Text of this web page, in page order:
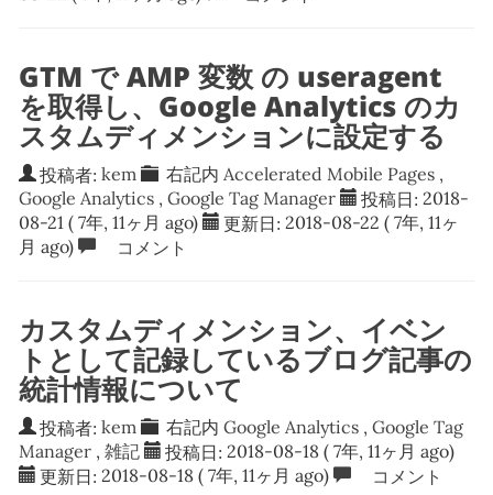
GTM で AMP 変数 の useragent
を取得し、Google Analytics のカ
スタムディメンションに設定する
投稿者: kem 右記内Accelerated Mobile Pages ,
Google Analytics , Google Tag Manager 投稿日: 2018-
08-21 ( 7年, 11ヶ月 ago) 更新日: 2018-08-22 ( 7年, 11ヶ
月 ago)
コメント
カスタムディメンション、イベン
トとして記録しているブログ記事の
統計情報について
投稿者: kem 右記内Google Analytics ,Google Tag
Manager , 雑記 投稿日: 2018-08-18 ( 7年, 11ヶ月 ago)
更新日: 2018-08-18 ( 7年, 11ヶ月 ago) コメント